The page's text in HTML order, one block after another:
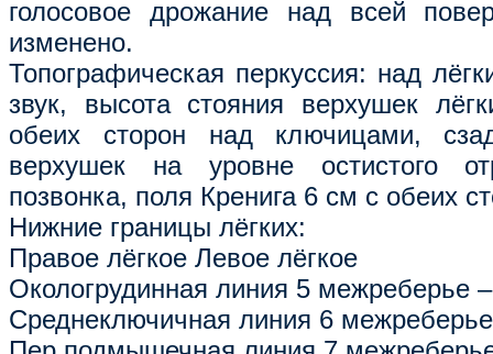
голосовое дрожание над всей
изменено.
Топографическая перкуссия: над
звук, высота стояния верхушек
обеих сторон над ключицами,
верхушек на уровне остистого
позвонка, поля Кренига 6 см с обеих
Нижние границы лёгких:
Правое лёгкое Левое лёгкое
Окологрудинная линия 5 межреберье –
Среднеключичная линия 6